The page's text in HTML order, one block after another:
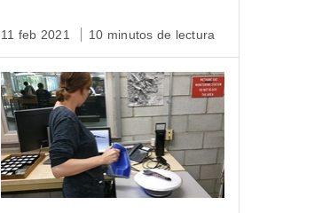
11 feb 2021 10 minutos de lectura